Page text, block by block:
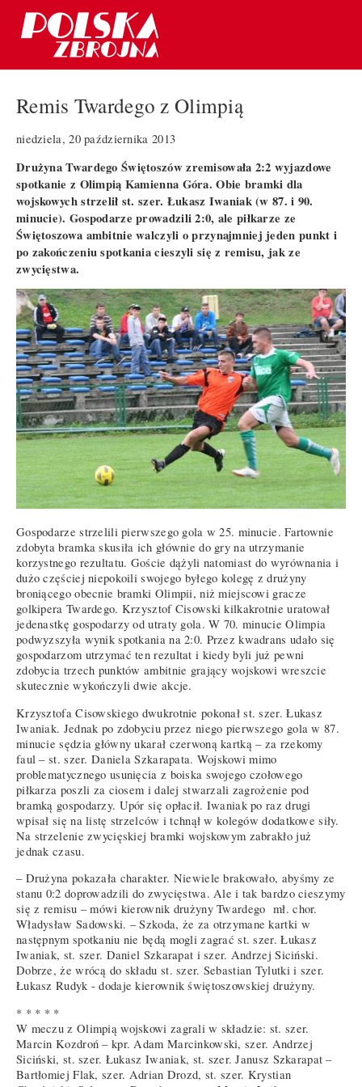
Remis Twardego z Olimpią
niedziela, 20 października 2013
Drużyna Twardego Świętoszów zremisowała 2:2 wyjazdowe
spotkanie z Olimpią Kamienna Góra. Obie bramki dla
wojskowych strzelił st. szer. Łukasz Iwaniak (w 87. i 90.
minucie). Gospodarze prowadzili 2:0, ale piłkarze ze
Świętoszowa ambitnie walczyli o przynajmniej jeden punkt i
po zakończeniu spotkania cieszyli się z remisu, jak ze
zwycięstwa.
Gospodarze strzelili pierwszego gola w 25. minucie. Fartownie
zdobyta bramka skusiła ich głównie do gry na utrzymanie
korzystnego rezultatu. Goście dążyli natomiast do wyrównania i
dużo częściej niepokoili swojego byłego kolegę z drużyny
broniącego obecnie bramki Olimpii, niż miejscowi gracze
golkipera Twardego. Krzysztof Cisowski kilkakrotnie uratował
jedenastkę gospodarzy od utraty gola. W 70. minucie Olimpia
podwyzszyła wynik spotkania na 2:0. Przez kwadrans udało się
gospodarzom utrzymać ten rezultat i kiedy byli już pewni
zdobycia trzech punktów ambitnie grający wojskowi wreszcie
skutecznie wykończyli dwie akcje.
Krzysztofa Cisowskiego dwukrotnie pokonał st. szer. Łukasz
Iwaniak. Jednak po zdobyciu przez niego pierwszego gola w 87.
minucie sędzia główny ukarał czerwoną kartką – za rzekomy
faul – st. szer. Daniela Szkarapata. Wojskowi mimo
problematycznego usunięcia z boiska swojego czołowego
piłkarza poszli za ciosem i dalej stwarzali zagrożenie pod
bramką gospodarzy. Upór się opłacił. Iwaniak po raz drugi
wpisał się na listę strzelców i tchnął w kolegów dodatkowe siły.
Na strzelenie zwycięskiej bramki wojskowym zabrakło już
jednak czasu.
– Drużyna pokazała charakter. Niewiele brakowało, abyśmy ze
stanu 0:2 doprowadzili do zwycięstwa. Ale i tak bardzo cieszymy
się z remisu – mówi kierownik drużyny Twardego mł. chor.
Władysław Sadowski. – Szkoda, że za otrzymane kartki w
następnym spotkaniu nie będą mogli zagrać st. szer. Łukasz
Iwaniak, st. szer. Daniel Szkarapat i szer. Andrzej Siciński.
Dobrze, że wrócą do składu st. szer. Sebastian Tylutki i szer.
Łukasz Rudyk - dodaje kierownik świętoszowskiej drużyny.
* * * * *
W meczu z Olimpią wojskowi zagrali w składzie: st. szer.
Marcin Kozdroń – kpr. Adam Marcinkowski, szer. Andrzej
Siciński, st. szer. Łukasz Iwaniak, st. szer. Janusz Szkarapat –
Bartłomiej Flak, szer. Adrian Drozd, st. szer. Krystian